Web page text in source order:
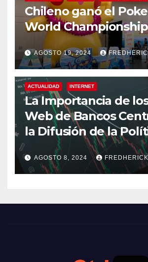
Chileno ganó el
World
AGOSTO 19, 2024
ACTUALIDAD INTERNET
La Importancia de
Web de Bancos
la Difusión de la
Monetaria
AGOSTO 8, 2024